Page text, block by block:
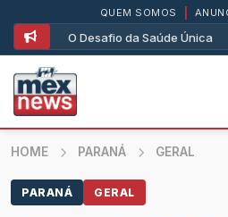
O Desafio da Saúde Única
QUEM SOMOS
HOME PARANÁ GERAL
PARANÁ GERAL